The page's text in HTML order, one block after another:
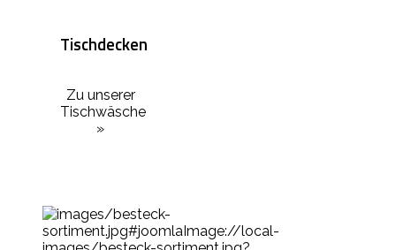
Tischdecken
Zu unserer
Tischwäsche
»